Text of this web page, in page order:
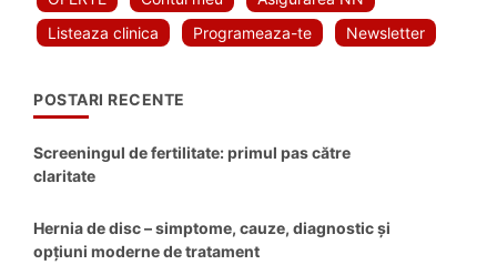
Listeaza clinica
Programeaza-te Newsletter
POSTARI RECENTE
Screeningul de fertilitate: primul pas către
claritate
Hernia de disc – simptome, cauze, diagnostic și
opțiuni moderne de tratament